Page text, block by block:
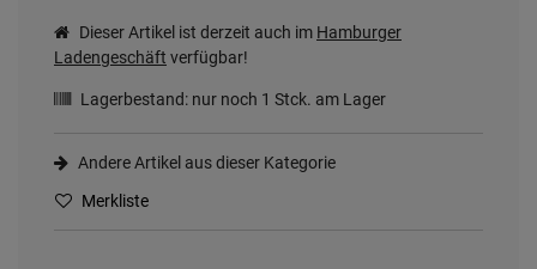
Dieser Artikel ist derzeit auch im Hamburger
Ladengeschäft verfügbar!
Lagerbestand: nur noch 1 Stck. am Lager
Andere Artikel aus dieser Kategorie
Merkliste